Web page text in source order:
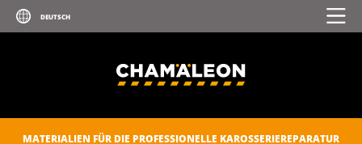
MATERIALIEN FÜR DIE PROFESSIONELLE KAROSSERIEREPARATUR